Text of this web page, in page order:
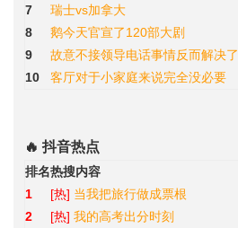
7
瑞士vs加拿大
8
鹅今天官宣了120部大剧
9
故意不接领导电话事情反而解决了
10
客厅对于小家庭来说完全没必要
🔥 抖音热点
排名热搜内容
1
[热] 当我把旅行做成票根
2
[热] 我的高考出分时刻